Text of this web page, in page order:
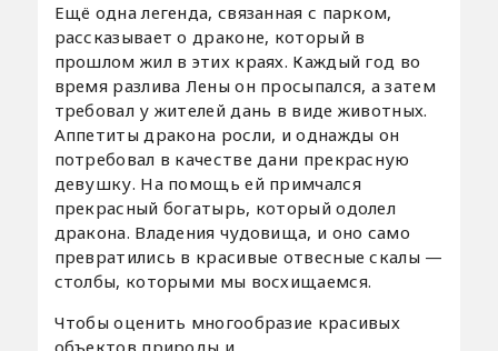
Ещё одна легенда, связанная с парком,
рассказывает о драконе, который в
прошлом жил в этих краях. Каждый год во
время разлива Лены он просыпался, а затем
требовал у жителей дань в виде животных.
Аппетиты дракона росли, и однажды он
потребовал в качестве дани прекрасную
девушку. На помощь ей примчался
прекрасный богатырь, который одолел
дракона. Владения чудовища, и оно само
превратились в красивые отвесные скалы —
столбы, которыми мы восхищаемся.
Чтобы оценить многообразие красивых